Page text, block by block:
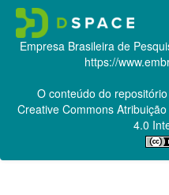
Empresa Brasileira de
https://
O conteúdo do
Creative CommonsAtribuição
4.0